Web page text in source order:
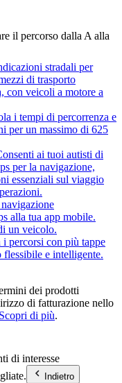
il percorso dalla A alla
stradali per
di trasporto
con veicoli a motore a
i tempi di percorrenza e
per un massimo di 625
ai tuoi autisti di
per la navigazione,
essenziali sul viaggio
alla tua app mobile.
un veicolo.
percorsi con più tappe
e intelligente.
dei prodotti
di fatturazione nello
Scopri di più.
di interesse
Indietro